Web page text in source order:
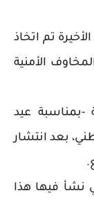
تم اتخاذ
الأمنية
-بمناسبة عيد
بعد انتشار
نشأ فيها هذا